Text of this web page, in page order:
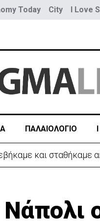
Today City I Love
ΠΑΛΑΙΟΛΟΓΙΟ
και σταθήκαμε